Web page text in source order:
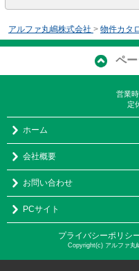
アルファ丸嶋株式会社 > 物件カタ
ペ
営業
定
ホーム
会社概要
お問い合わせ
PCサイト
プライバシーポリシ
Copyright(c) アルファ